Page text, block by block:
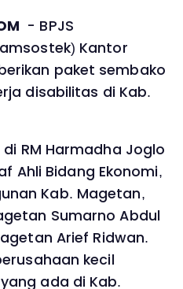
- BPJS
Kantor
paket sembako
disabilitas di Kab.
RM Harmadha Joglo
Ahli Bidang Ekonomi,
Kab. Magetan,
Sumarno Abdul
Arief Ridwan.
kecil
ada di Kab.